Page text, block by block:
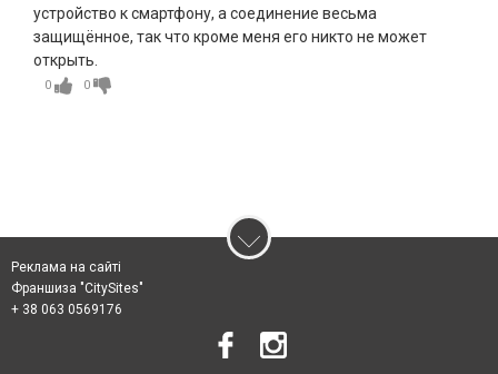
устройство к смартфону, а соединение весьма
защищённое, так что кроме меня его никто не может
открыть.
0 0
Реклама на сайті
Франшиза "CitySites"
+ 38 063 0569176